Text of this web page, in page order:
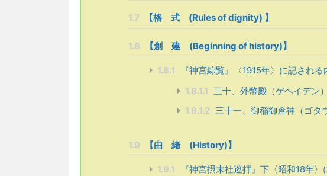
1.7 【格 式 (Rules of dignity) 】
1.8 【創 建 (Beginning of history)】
1.8.1
『神宮綜覧』〈1915年〉に記される
1.8.1.1 三十、外幣殿（ゲヘイデン）
1.8.1.2 三十一、御稲御倉神（ゴタ
1.9 【由 緒 (History)】
1.9.1
『神宮摂末社巡拝』下〈昭和18年〉